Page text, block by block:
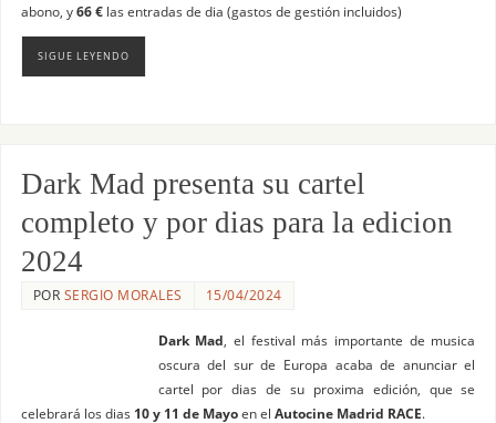
abono, y66 €las entradas de dia (gastos de gestión incluidos)
SIGUE LEYENDO
Dark Mad presenta su cartel
completo y por dias para la edicion
2024
POR SERGIO MORALES 15/04/2024
Dark Mad , el festival más importante de musica
oscura del sur de Europa acaba de anunciar el
cartel por dias de su proxima edición, que se
celebrará los dias 10 y 11 de Mayoen el Autocine Madrid RACE.